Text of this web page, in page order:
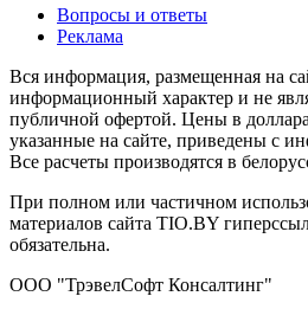
Вопросы и ответы
Реклама
Вся информация, размещенная на
информационный характер и не
публичной офертой. Цены в
указанные на сайте, приведены с
Все расчеты производятся в
При полном или частичном
материалов сайта TIO.BY
обязательна.
ООО "ТрэвелСофт Консалтинг"